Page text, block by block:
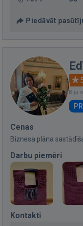
Piedāvāt
Bija
Cenas
Biznesa plāna
Darbu piemēri
Kontakti